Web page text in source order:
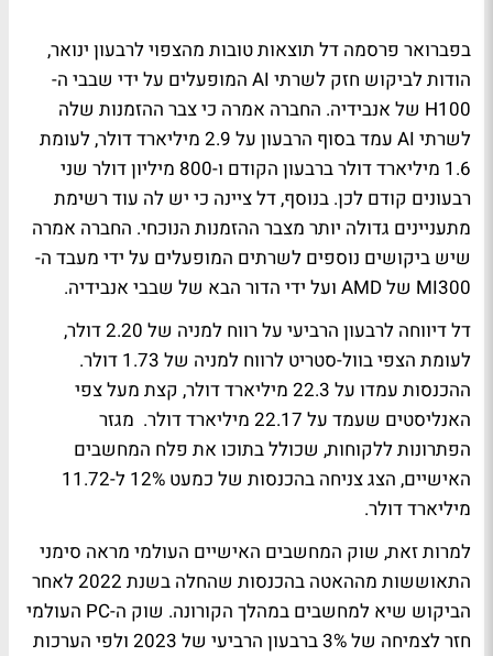
בפברואר פרסמה דל תוצאות טובות מהצפוי לרבעון ינואר,
הודות לביקוש חזק לשרתי AI המופעלים על ידי שבבי ה-
H100 של אנבידיה. החברה אמרה כי צבר ההזמנות שלה
לשרתי AI עמד בסוף הרבעון על 2.9 מיליארד דולר, לעומת
1.6 מיליארד דולר ברבעון הקודם ו-800 מיליון דולר שני
רבעונים קודם לכן. בנוסף, דל ציינה כי יש לה עוד רשימת
מתעניינים גדולה יותר מצבר ההזמנות הנוכחי. החברה אמרה
שיש ביקושים נוספים לשרתים המופעלים על ידי מעבד ה-
MI300 של AMD ועל ידי הדור הבא של שבבי אנבידיה.
דל דיווחה לרבעון הרביעי על רווח למניה של 2.20 דולר,
לעומת הצפי בוול-סטריט לרווח למניה של 1.73 דולר.
ההכנסות עמדו על 22.3 מיליארד דולר, קצת מעל צפי
האנליסטים שעמד על 22.17 מיליארד דולר. מגזר
הפתרונות ללקוחות, שכולל בתוכו את פלח המחשבים
האישיים, הצג צניחה בהכנסות של כמעט 12% ל-11.72
מיליארד דולר.
למרות זאת, שוק המחשבים האישיים העולמי מראה סימני
התאוששות מההאטה בהכנסות שהחלה בשנת 2022 לאחר
הביקוש שיא למחשבים במהלך הקורונה. שוק ה-PC העולמי
חזר לצמיחה של 3% ברבעון הרביעי של 2023 ולפי הערכות